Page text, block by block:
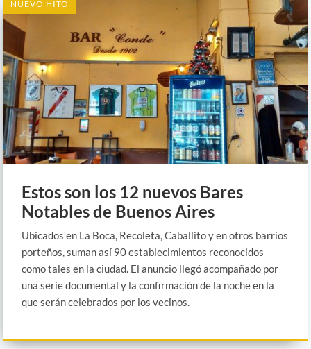
NUEVO HITO
Estos son los 12 nuevos Bares
Notables de Buenos Aires
Ubicados en La Boca, Recoleta, Caballito y en otros barrios
porteños, suman así 90 establecimientos reconocidos
como tales en la ciudad. El anuncio llegó acompañado por
una serie documental y la confirmación de la noche en la
que serán celebrados por los vecinos.